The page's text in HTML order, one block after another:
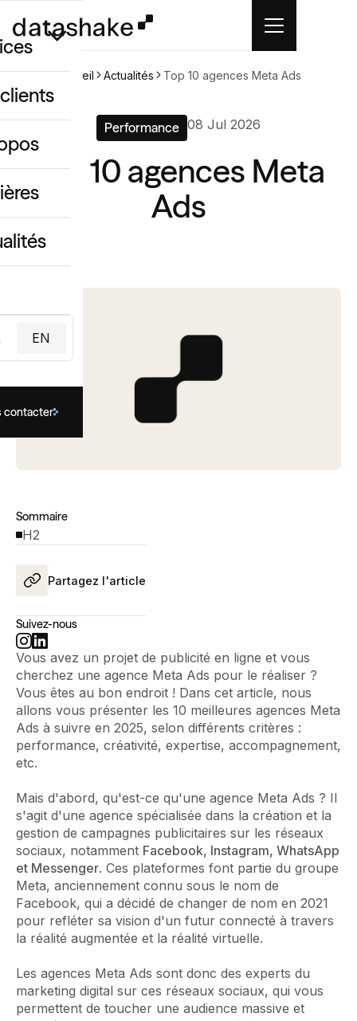
créatif IA
EN
contacter
Accueil Actualités Top 10 agences Meta Ads
Performance 08 Jul 2026
Top 10 agences Meta
Ads
Sommaire
H2
Partagez l'article
Suivez-nous
Vous avez un projet de publicité en ligne et vous
cherchez une agence Meta Ads pour le réaliser ?
Vous êtes au bon endroit ! Dans cet article, nous
allons vous présenter les 10 meilleures agences Meta
Ads à suivre en 2025, selon différents critères :
performance, créativité, expertise, accompagnement,
etc.
Mais d'abord, qu'est-ce qu'une agence Meta Ads ? Il
s'agit d'une agence spécialisée dans la création et la
gestion de campagnes publicitaires sur les réseaux
sociaux, notamment Facebook, Instagram, WhatsApp
et Messenger. Ces plateformes font partie du groupe
Meta, anciennement connu sous le nom de
Facebook, qui a décidé de changer de nom en 2021
pour refléter sa vision d'un futur connecté à travers
la réalité augmentée et la réalité virtuelle.
Les agences Meta Ads sont donc des experts du
marketing digital sur ces réseaux sociaux, qui vous
permettent de toucher une audience massive et